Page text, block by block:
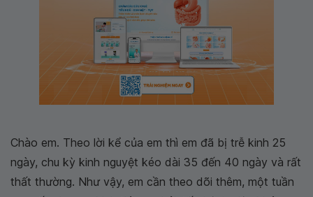
Chào em. Theo lời kể của em thì em đã bị trễ kinh 25
ngày, chu kỳ kinh nguyệt kéo dài 35 đến 40 ngày và rất
thất thường. Như vậy, em cần theo dõi thêm, một tuần